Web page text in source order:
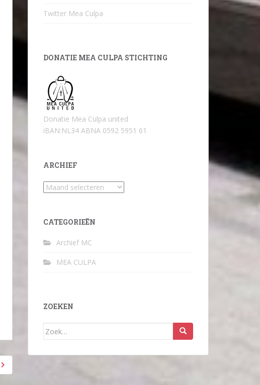
Twitter Mea Culpa
DONATIE MEA CULPA STICHTING
Donatie Mea Culpa united
iBAN:NL34 ABNA 0592 5951 61
ARCHIEF
Archief
CATEGORIEËN
Archief MC
MEA CULPA
ZOEKEN
Zoek